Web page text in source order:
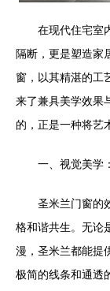
在现代住宅室
隔断，更是塑造家
窗，以其精湛的工
来了兼具美学效果
的，正是一种将艺
一、视觉美学
圣米兰门窗的
格和谐共生。无论
漫，圣米兰都能提
极简的线条和通透